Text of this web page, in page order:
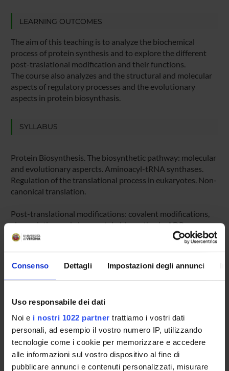
Consenso Dettagli Impostazioni degli annunci
Uso responsabile dei dati
Noi e i nostri 1022 partner trattiamo i vostri dati
personali, ad esempio il vostro numero IP, utilizzando
tecnologie come i cookie per memorizzare e accedere
alle informazioni sul vostro dispositivo al fine di
pubblicare annunci e contenuti personalizzati, misurare
LEARNING OUTCOMES
The aim of this teaching is to analyze the biochemical
process of protein synthesis and to explore the different
post-traslational modification and their functions.
The course also analyzes and the structural and molecular
aspects of regulatory processes and the evolutionary
aspects in protein biosynthasis.
SYLLABUS
Protein Biosynthesis. The biosynthetic pathway: molecular
and evolutionary aspercts. Aminoacyl-tRNA synthases.
Regulation of the translational process in eukaryotes. Non-
canonical translation.
Post-translational modifications: covalent modifications,
glycosylation and glycoprotein biosynthesis, ADP-
ribosylation, covalen binding with lipid molecules,
proteolitic cleavage of inactive precursors, protein splicing.
Protein folding: structural motifs and chaperone-assisted
protein folding.
The life of the proteins. Protein targeting. Protein turnover.
Protein aging. Proteasome and Caspases.
REFERENCE BOOKS
Author Title